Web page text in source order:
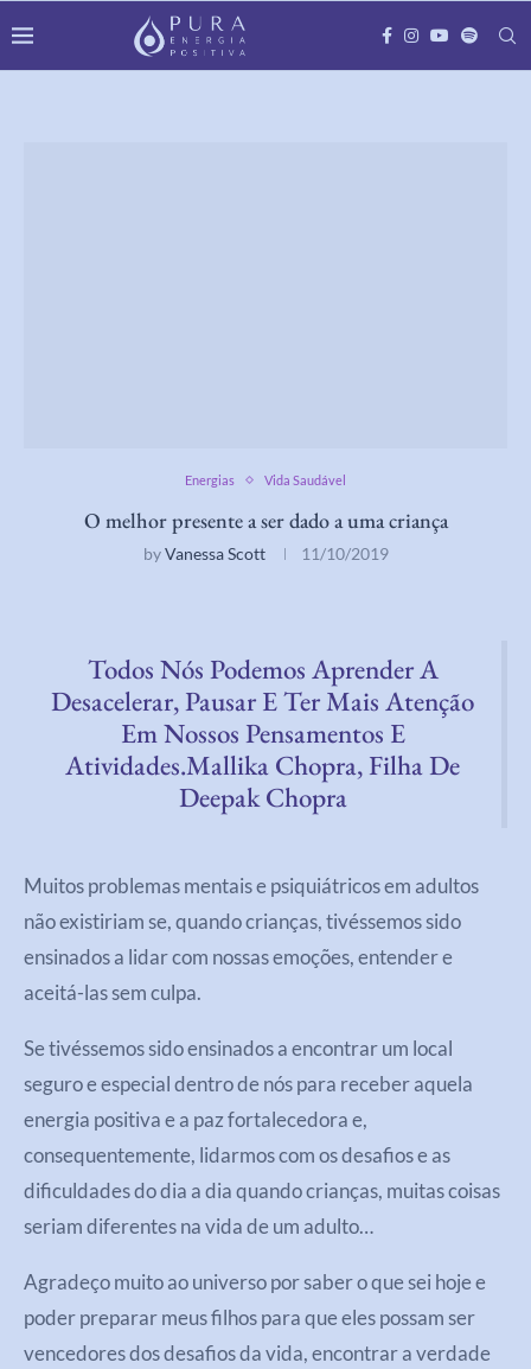
Energias Vida Saudável
O melhor presente a ser dado a uma criança
byVanessa Scott 11/10/2019
Todos Nós Podemos Aprender A
Desacelerar, Pausar E Ter Mais Atenção
Em Nossos Pensamentos E
Atividades.Mallika Chopra, Filha De
Deepak Chopra
Muitos problemas mentais e psiquiátricos em adultos
não existiriam se, quando crianças, tivéssemos sido
ensinados a lidar com nossas emoções, entender e
aceitá-las sem culpa.
Se tivéssemos sido ensinados a encontrar um local
seguro e especial dentro de nós para receber aquela
energia positiva e a paz fortalecedora e,
consequentemente, lidarmos com os desafios e as
dificuldades do dia a dia quando crianças, muitas coisas
seriam diferentes na vida de um adulto…
Agradeço muito ao universo por saber o que sei hoje e
poder preparar meus filhos para que eles possam ser
vencedores dos desafios da vida, encontrar a verdade